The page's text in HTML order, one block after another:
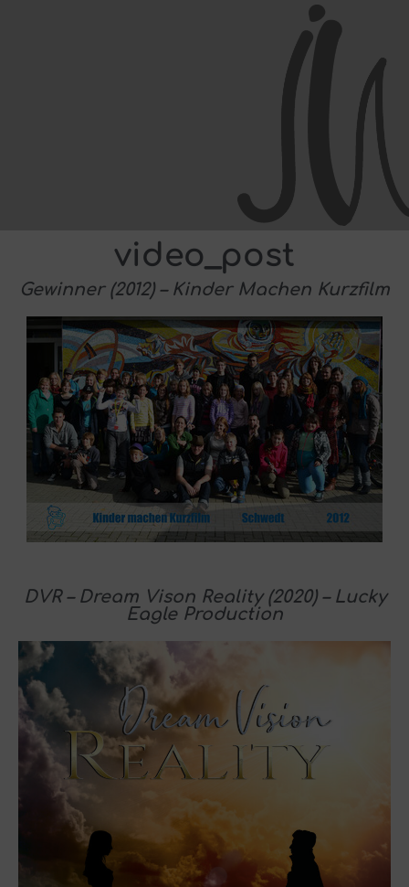
video_post
Gewinner (2012) – Kinder Machen Kurzfilm
DVR – Dream Vison Reality (2020) – Lucky
Eagle Production